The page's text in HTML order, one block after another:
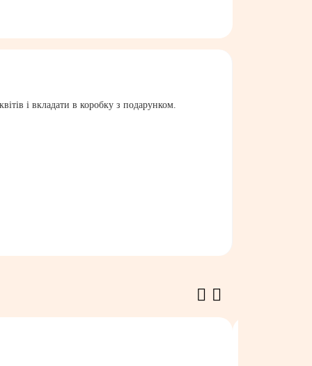
і вкладати в коробку з подарунком.